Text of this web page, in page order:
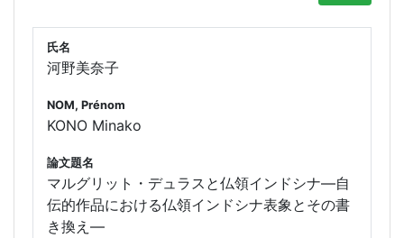
氏名
河野美奈子
NOM, Prénom
KONO Minako
論文題名
マルグリット・デュラスと仏領インドシナ―自
伝的作品における仏領インドシナ表象とその書
き換え―